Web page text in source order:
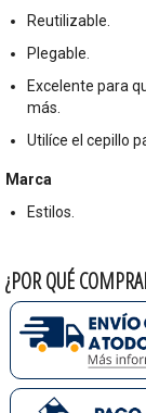
Reutilizable.
Plegable.
Excelente para
más.
Utilíce el cepillo
Marca
Estilos.
¿POR QUÉ